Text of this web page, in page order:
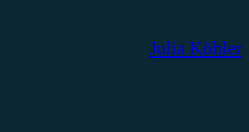
Julia Köhler